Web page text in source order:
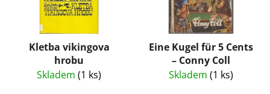
Kletba vikingova
hrobu
Skladem (1 ks)
Eine Kugel für 5 Cents
– Conny Coll
Skladem (1 ks)